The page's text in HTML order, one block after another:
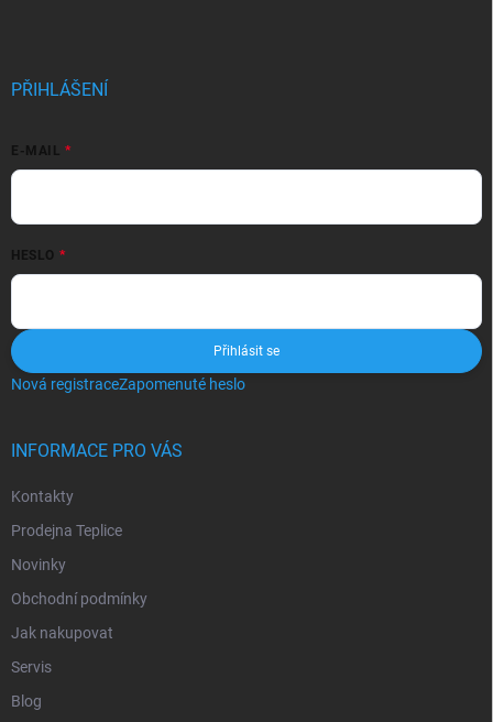
PŘIHLÁŠENÍ
E-MAIL
HESLO
Přihlásit se
Nová registraceZapomenuté heslo
INFORMACE PRO VÁS
Kontakty
Prodejna Teplice
Novinky
Obchodní podmínky
Jak nakupovat
Servis
Blog